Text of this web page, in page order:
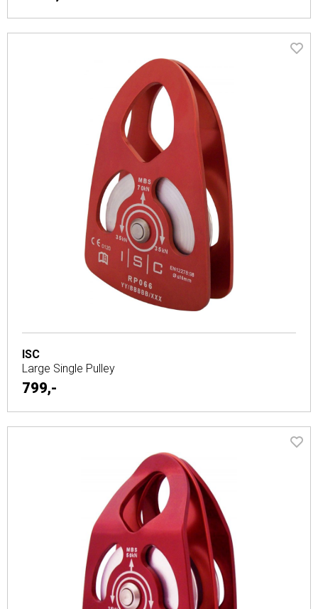
ISC
Large Single Pulley
799,-